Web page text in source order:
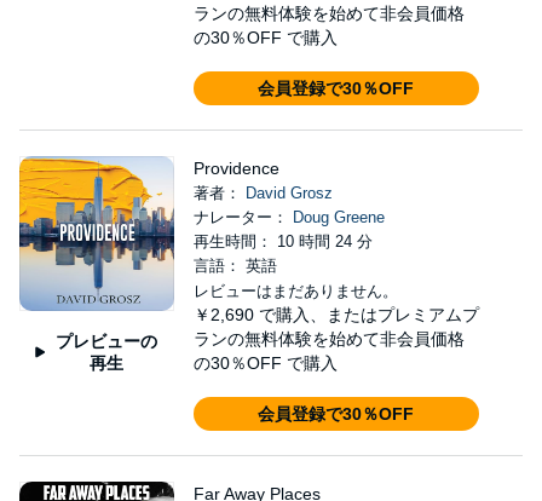
ランの無料体験を始めて非会員価格
の30％OFF で購入
会員登録で30％OFF
プレビューの
再生
Providence
著者：
David Grosz
ナレーター：
Doug Greene
再生時間： 10 時間 24 分
言語： 英語
レビューはまだありません。
￥2,690 で購入、またはプレミアムプ
ランの無料体験を始めて非会員価格
の30％OFF で購入
会員登録で30％OFF
Far Away Places